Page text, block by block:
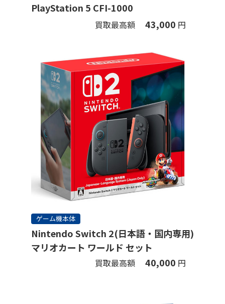
PlayStation 5 CFI-1000
買取最高額 43,000 円
ゲーム機本体
Nintendo Switch 2(日本語・国内専用)
マリオカート ワールド セット
買取最高額 40,000 円